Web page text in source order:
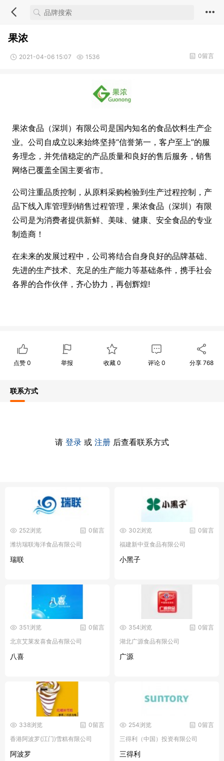
果浓
2021-04-06 15:07 1536 0留言
果浓食品（深圳）有限公司是国内知名的食品饮料生产企
业。公司自成立以来始终坚持“信誉第一，客户至上”的服
务理念，并凭借稳定的产品质量和良好的售后服务，销售
网络已覆盖全国主要省市。
公司注重品质控制，从原料采购检验到生产过程控制，产
品下线入库管理到销售过程管理，果浓食品（深圳）有限
公司是为消费者提供新鲜、美味、健康、安全食品的专业
制造商！
在未来的发展过程中，公司将结合自身良好的品牌基础、
先进的生产技术、充足的生产能力等基础条件，携手社会
各界的合作伙伴，齐心协力，再创辉煌!
点赞0 举报 收藏 0 评论0 分享768
联系方式
请 登录 或 注册 后查看联系方式
0留言
252浏览
潍坊瑞联海洋食品有限公司
瑞联
0留言
302浏览
福建新中亚食品有限公司
小黑子
0留言
351浏览
北京艾莱发喜食品有限公司
八喜
0留言
354浏览
湖北广源食品有限公司
广源
0留言
338浏览
香港阿波罗(江门)雪糕有限公司
阿波罗
0留言
254浏览
三得利（中国）投资有限公司
三得利